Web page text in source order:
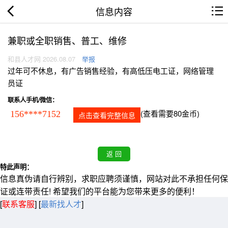
信息内容
兼职或全职销售、普工、维修
和县人才网 2026.08.07 举报
过年可不休息，有广告销售经验，有高低压电工证，网络管理
员证
联系人手机/微信：
156****7152 点击查看完整信息 (查看需要80金币)
特此声明：
信息真伪请自行辨别，求职应聘须谨慎，网站对此不承担任何保
证或连带责任! 希望我们的平台能为您带来更多的便利！
[联系客服] [最新找人才]